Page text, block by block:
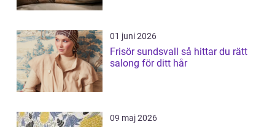
01 juni 2026
Frisör sundsvall så hittar du rätt
salong för ditt hår
09 maj 2026